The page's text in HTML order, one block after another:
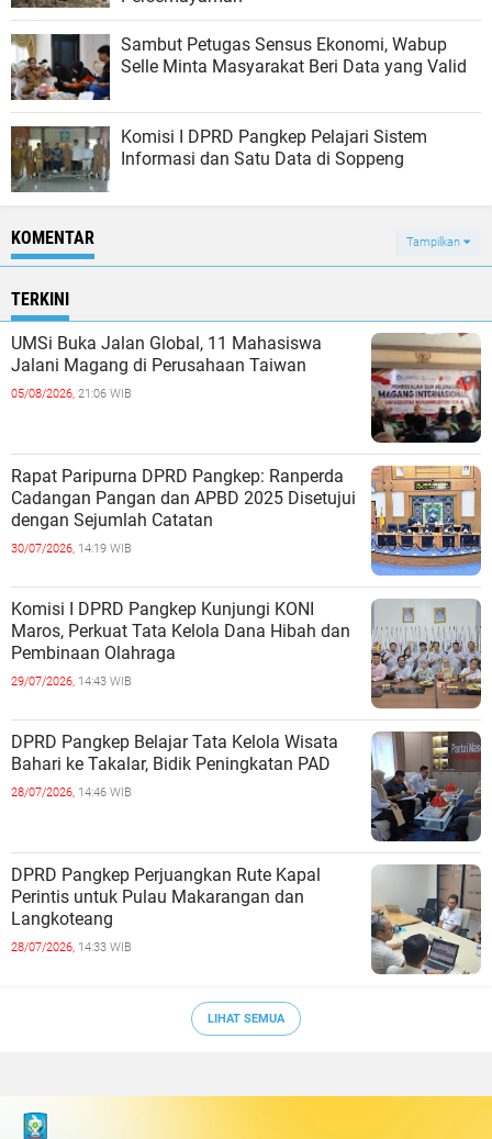
Sambut Petugas Sensus Ekonomi, Wabup
Selle Minta Masyarakat Beri Data yang Valid
Komisi I DPRD Pangkep Pelajari Sistem
Informasi dan Satu Data di Soppeng
KOMENTAR Tampilkan
TERKINI
UMSi Buka Jalan Global, 11 Mahasiswa
Jalani Magang di Perusahaan Taiwan
05/08/2026, 21:06 WIB
Rapat Paripurna DPRD Pangkep: Ranperda
Cadangan Pangan dan APBD 2025 Disetujui
dengan Sejumlah Catatan
30/07/2026, 14:19 WIB
Komisi I DPRD Pangkep Kunjungi KONI
Maros, Perkuat Tata Kelola Dana Hibah dan
Pembinaan Olahraga
29/07/2026, 14:43 WIB
DPRD Pangkep Belajar Tata Kelola Wisata
Bahari ke Takalar, Bidik Peningkatan PAD
28/07/2026, 14:46 WIB
DPRD Pangkep Perjuangkan Rute Kapal
Perintis untuk Pulau Makarangan dan
Langkoteang
28/07/2026, 14:33 WIB
LIHAT SEMUA